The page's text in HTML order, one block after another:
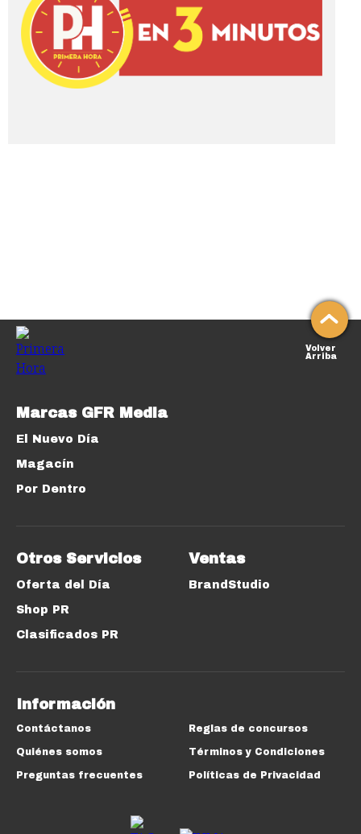
Volver
Arriba
Marcas GFR Media
El Nuevo Día
Magacín
Por Dentro
Otros Servicios
Oferta del Día
Shop PR
Clasificados PR
Ventas
BrandStudio
Información
Contáctanos
Quiénes somos
Preguntas frecuentes
Reglas de concursos
Términos y Condiciones
Políticas de Privacidad